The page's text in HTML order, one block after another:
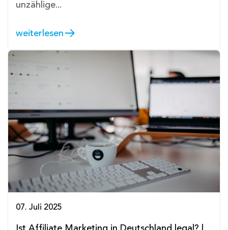
unzählige...
weiterlesen
07. Juli 2025